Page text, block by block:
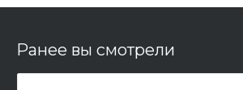
Ранее вы смотрели